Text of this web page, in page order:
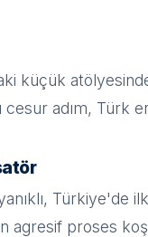
küçük
cesur adım, Türk
agresif proses